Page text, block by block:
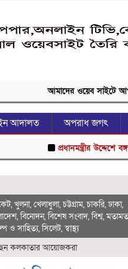
আমাদের ওয়েব সাইটে আপনাকে
আদালত অপরাধ জগৎ
প্রধানমন্ত্রীর উদ্দেশে বঙ্গবন্ধু পরিষদ
, খুলনা, খেলাধুলা,চট্টগ্রাম,চাকরি,ঢাকা,
,বিনোদন,বিশেষ সংবাদ,বিশ্ব,মতামত
ও সাহিত্য,সিলেট,স্বাস্থ্য
কলকাতার আয়োজকরা